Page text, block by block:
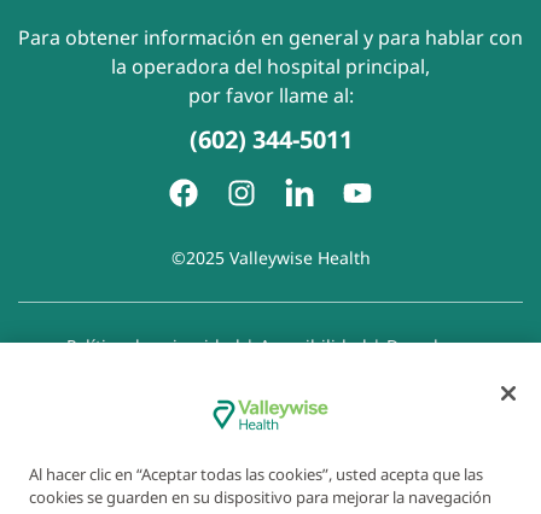
Para obtener información en general y para hablar con
la operadora del hospital principal,
por favor llame al:
(602) 344-5011
©2025 Valleywise Health
Política de privacidad|Accesibilidad|Derechos y
Aviso de Prohibición de la Discriminación
Exención de responsabilidad con respecto a sitios web
Al hacer clic en “Aceptar todas las cookies”, usted acepta que las
cookies se guarden en su dispositivo para mejorar la navegación